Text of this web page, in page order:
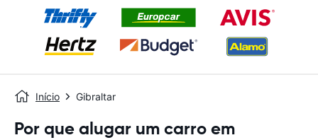
Início Gibraltar
Por que alugar um carro em